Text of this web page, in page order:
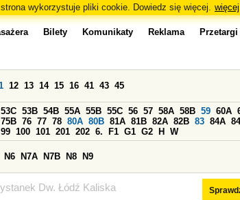
wykorzystuje pliki cookie. Dowiedz się więcej. więcej
Dw. Łódź Kaliska
Bilety Komunikaty Reklama Przetargi
12 13 14 15 16 41 43 45
53C 53B 54B 55A 55B 55C 56 57 58A 58B 59 60A
75B 76 77 78 80A 80B 81A 81B 82A 82B 83 84A
99 100 101 201 202 6. F1 G1 G2 H W
N6 N7A N7B N8 N9